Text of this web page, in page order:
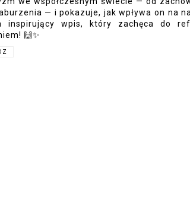
— i pokazuje, jak wpływa on na
inspirujący wpis, który zachęca do
🙌✨